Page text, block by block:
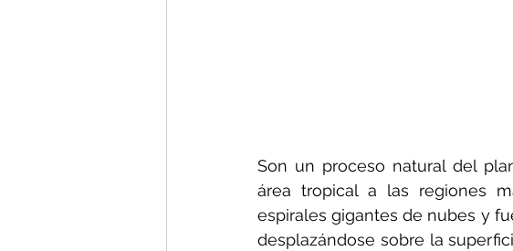
Son un proceso natural del
área tropical a las regiones
espirales gigantes de nubes y
desplazándose sobre la